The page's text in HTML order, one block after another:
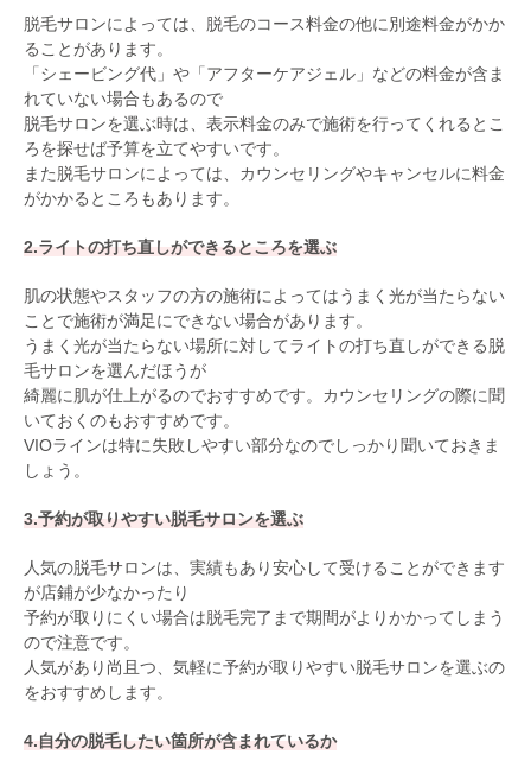
脱毛サロンによっては、脱毛のコース料金の他に別途料金がかか
ることがあります。
「シェービング代」や「アフターケアジェル」などの料金が含ま
れていない場合もあるので
脱毛サロンを選ぶ時は、表示料金のみで施術を行ってくれるとこ
ろを探せば予算を立てやすいです。
また脱毛サロンによっては、カウンセリングやキャンセルに料金
がかかるところもあります。
2.ライトの打ち直しができるところを選ぶ
肌の状態やスタッフの方の施術によってはうまく光が当たらない
ことで施術が満足にできない場合があります。
うまく光が当たらない場所に対してライトの打ち直しができる脱
毛サロンを選んだほうが
綺麗に肌が仕上がるのでおすすめです。カウンセリングの際に聞
いておくのもおすすめです。
VIOラインは特に失敗しやすい部分なのでしっかり聞いておきま
しょう。
3.予約が取りやすい脱毛サロンを選ぶ
人気の脱毛サロンは、実績もあり安心して受けることができます
が店鋪が少なかったり
予約が取りにくい場合は脱毛完了まで期間がよりかかってしまう
ので注意です。
人気があり尚且つ、気軽に予約が取りやすい脱毛サロンを選ぶの
をおすすめします。
4.自分の脱毛したい箇所が含まれているか